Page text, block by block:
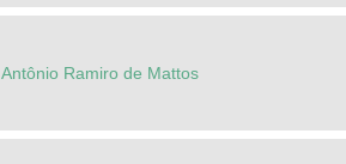
Antônio Ramiro de Mattos